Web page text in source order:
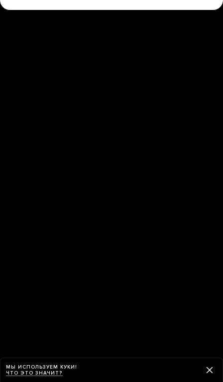
МЫ ИСПОЛЬЗУЕМ КУКИ!
ЧТО ЭТО ЗНАЧИТ?